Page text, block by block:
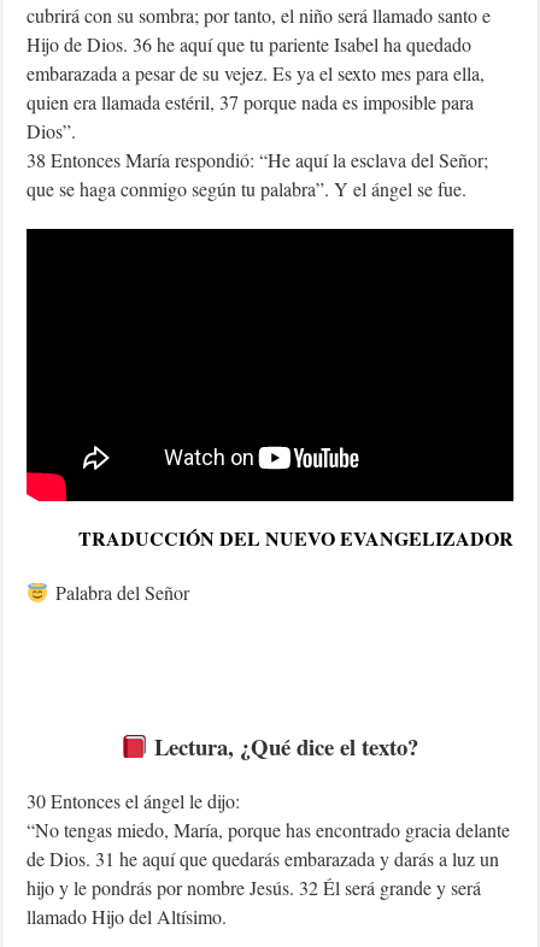
cubrirá con su sombra; por tanto, el niño será llamado santo e
Hijo de Dios. 36 he aquí que tu pariente Isabel ha quedado
embarazada a pesar de su vejez. Es ya el sexto mes para ella,
quien era llamada estéril, 37 porque nada es imposible para
Dios”.
38 Entonces María respondió: “He aquí la esclava del Señor;
que se haga conmigo según tu palabra”. Y el ángel se fue.
TRADUCCIÓN DEL NUEVO EVANGELIZADOR
Palabra del Señor
Lectura, ¿Qué dice el texto?
30 Entonces el ángel le dijo:
“No tengas miedo, María, porque has encontrado gracia delante
de Dios. 31 he aquí que quedarás embarazada y darás a luz un
hijo y le pondrás por nombre Jesús. 32 Él será grande y será
llamado Hijo del Altísimo.